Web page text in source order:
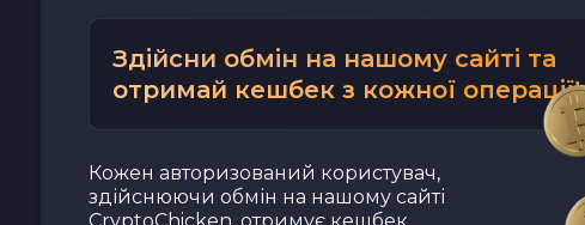
Здійсни обмін на нашому сайті та
отримай кешбек з кожної операції!
Кожен авторизований користувач,
здійснюючи обмін на нашому сайті